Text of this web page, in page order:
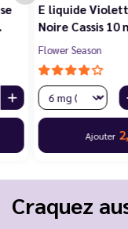
E liquide Violette
Noire Cassis 10 ml
Flower Season
Ajouter2,20 €
Craquez